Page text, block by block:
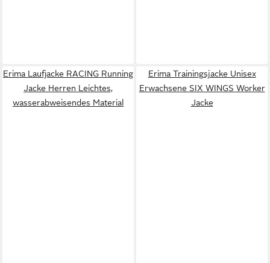
Erima Laufjacke RACING Running
Jacke Herren Leichtes,
wasserabweisendes Material
Erima Trainingsjacke Unisex
Erwachsene SIX WINGS Worker
Jacke